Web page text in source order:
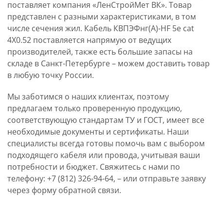
поставляет компания «ЛенСтройМет ВК». Товар
представлен с разными характеристиками, в том
числе сечения жил. Кабель КВПЭФнг(А)-HF 5е cat
4Х0.52 поставляется напрямую от ведущих
производителей, также есть большие запасы на
складе в Санкт-Петербурге – можем доставить товар
в любую точку России.
Мы заботимся о наших клиентах, поэтому
предлагаем только проверенную продукцию,
соответствующую стандартам ТУ и ГОСТ, имеет все
необходимые документы и сертификаты. Наши
специалисты всегда готовы помочь вам с выбором
подходящего кабеля или провода, учитывая ваши
потребности и бюджет. Свяжитесь с нами по
телефону: +7 (812) 326-94-64, – или отправьте заявку
через форму обратной связи.